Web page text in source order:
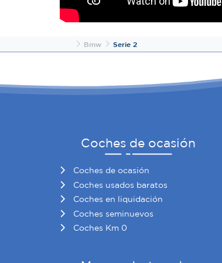
InicioBmw Serie 2
Coches de ocasión
Coches de ocasión
Coches usados baratos
Coches en liquidación
Coches seminuevos
Coches Km 0